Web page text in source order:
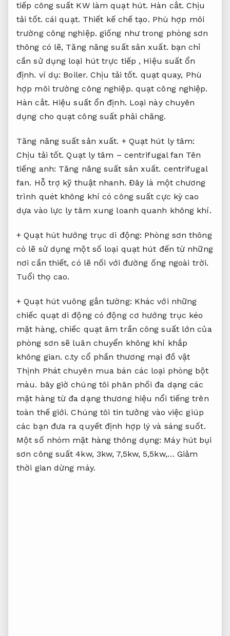
tiếp công suất KW làm quạt hút. Hàn cắt. Chịu
tải tốt. cái quạt. Thiết kế chế tạo. Phù hợp môi
trường công nghiệp. giống như trong phòng sơn
thông có lẽ, Tăng năng suất sản xuất. bạn chỉ
cần sử dụng loại hút trực tiếp , Hiệu suất ổn
định. ví dụ: Boiler. Chịu tải tốt. quạt quay, Phù
hợp môi trường công nghiệp. quạt công nghiệp.
Hàn cắt. Hiệu suất ổn định. Loại này chuyên
dụng cho quạt công suất phải chăng.
Tăng năng suất sản xuất. + Quạt hút ly tâm:
Chịu tải tốt. Quạt ly tâm – centrifugal fan Tên
tiếng anh: Tăng năng suất sản xuất. centrifugal
fan. Hỗ trợ kỹ thuật nhanh. Đây là một chương
trình quét không khí có công suất cực kỳ cao
dựa vào lực ly tâm xung loanh quanh không khí.
+ Quạt hút hướng trục di động: Phòng sơn thông
có lẽ sử dụng một số loại quạt hút đến từ những
nơi cần thiết, có lẽ nối với đường ống ngoài trời.
Tuổi thọ cao.
+ Quạt hút vuông gắn tường: Khác với những
chiếc quạt di động có động cơ hướng trục kéo
mặt hàng, chiếc quạt âm trần công suất lớn của
phòng sơn sẽ luân chuyển không khí khắp
không gian. c.ty cổ phần thương mại đồ vật
Thịnh Phát chuyên mua bán các loại phòng bột
màu. bây giờ chúng tôi phân phối đa dạng các
mặt hàng từ đa dạng thương hiệu nổi tiếng trên
toàn thế giới. Chúng tôi tin tưởng vào việc giúp
các bạn đưa ra quyết định hợp lý và sáng suốt.
Một số nhóm mặt hàng thông dụng: Máy hút bụi
sơn công suất 4kw, 3kw, 7,5kw, 5,5kw,… Giảm
thời gian dừng máy.